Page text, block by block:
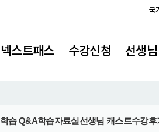
국
넥스트패스 수강신청 선생님
학습 Q&A학습자료실선생님 캐스트수강후